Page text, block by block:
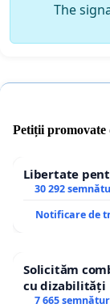
The
Petiții
Libertate
30 292
Notificare de
Solicităm
cu dizabilități
7 665